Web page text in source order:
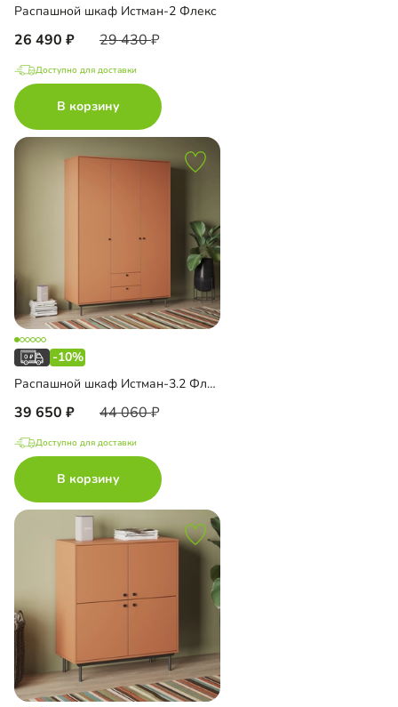
Распашной шкаф Истман-2 Флекс
26 490 29 430
Доступно для доставки
В корзину
-10%
Распашной шкаф Истман-3.2 Флекс
39 650 44 060
Доступно для доставки
В корзину